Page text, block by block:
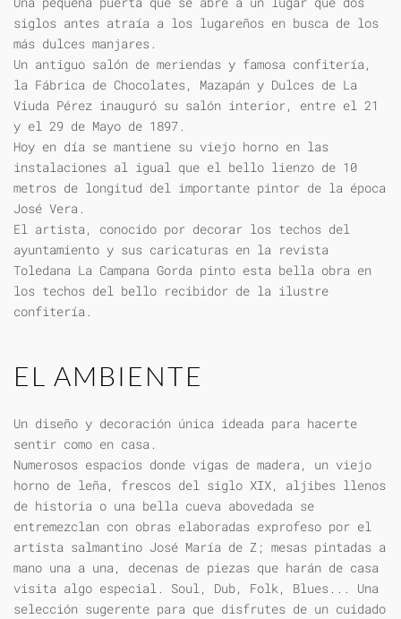
siglos antes atraía a los lugareños en busca de los
más dulces manjares.
Un antiguo salón de meriendas y famosa confitería,
la Fábrica de Chocolates, Mazapán y Dulces de La
Viuda Pérez inauguró su salón interior, entre el 21
y el 29 de Mayo de 1897.
Hoy en día se mantiene su viejo horno en las
instalaciones al igual que el bello lienzo de 10
metros de longitud del importante pintor de la época
José Vera.
El artista, conocido por decorar los techos del
ayuntamiento y sus caricaturas en la revista
Toledana La Campana Gorda pinto esta bella obra en
los techos del bello recibidor de la ilustre
confitería.
EL AMBIENTE
Un diseño y decoración única ideada para hacerte
sentir como en casa.
Numerosos espacios donde vigas de madera, un viejo
horno de leña, frescos del siglo XIX, aljibes llenos
de historia o una bella cueva abovedada se
entremezclan con obras elaboradas exprofeso por el
artista salmantino José María de Z; mesas pintadas a
mano una a una, decenas de piezas que harán de casa
visita algo especial. Soul, Dub, Folk, Blues... Una
selección sugerente para que disfrutes de un cuidado